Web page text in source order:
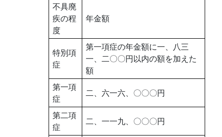
不具廃
疾の程
度
年金額
特別項
症
第一項症の年金額に一、八三
一、二〇〇円以内の額を加えた
額
第一項
症
二、六一六、〇〇〇円
第二項
症
二、一一九、〇〇〇円